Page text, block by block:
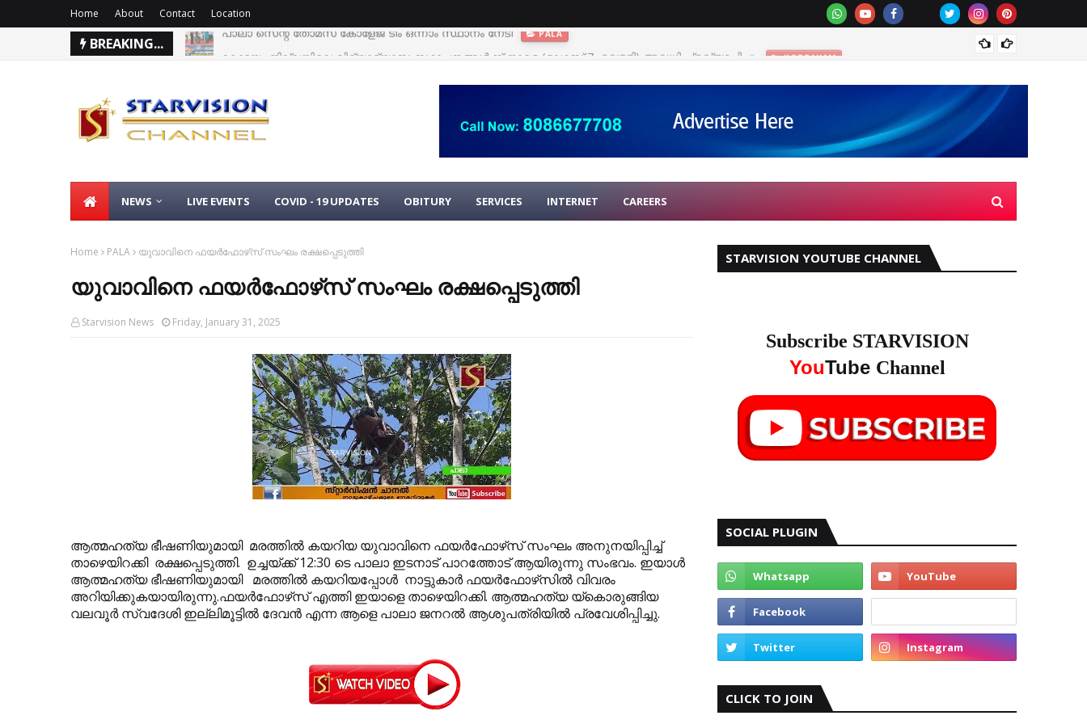
Home About Contact Location
BREAKING... കോട്ടയം ജില്ലയിലെ വിദ്യാഭ്യാസ സ്ഥാപനങ്ങള്‍ക്ക് നാളെ (ഓഗസ്റ്റ് 7, വെള്ളി) അവധി പ്രഖ്യാപിച്ചു.
NEWS LIVE EVENTS COVID - 19 UPDATES OBITURY SERVICES INTERNET CAREERS
Home PALA യുവാവിനെ ഫയര്‍ഫോഴ്‌സ് സംഘം രക്ഷപ്പെടുത്തി
യുവാവിനെ ഫയര്‍ഫോഴ്‌സ് സംഘം രക്ഷപ്പെടുത്തി
Starvision News Friday, January 31, 2025
ആത്മഹത്യ ഭീഷണിയുമായി മരത്തില്‍ കയറിയ യുവാവിനെ ഫയര്‍ഫോഴ്‌സ് സംഘം അനുനയിപ്പിച്ച്
താഴെയിറക്കി രക്ഷപ്പെടുത്തി. ഉച്ചയ്ക്ക് 12:30 ടെ പാലാ ഇടനാട് പാറത്തോട് ആയിരുന്നു സംഭവം. ഇയാള്‍
ആത്മഹത്യ ഭീഷണിയുമായി മരത്തില്‍ കയറിയപ്പോള്‍ നാട്ടുകാര്‍ ഫയര്‍ഫോഴ്‌സില്‍ വിവരം
അറിയിക്കുകയായിരുന്നു.ഫയര്‍ഫോഴ്‌സ് എത്തി ഇയാളെ താഴെയിറക്കി. ആത്മഹത്യ യ്‌കൊരുങ്ങിയ
വലവൂര്‍ സ്വദേശി ഇല്ലിമൂട്ടില്‍ ദേവന്‍ എന്ന ആളെ പാലാ ജനറല്‍ ആശുപത്രിയില്‍ പ്രവേശിപ്പിച്ചു.
STARVISION YOUTUBE CHANNEL
Subscribe STARVISION
YouTube Channel
SOCIAL PLUGIN
CLICK TO JOIN